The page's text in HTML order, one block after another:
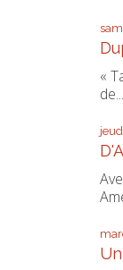
«
de...